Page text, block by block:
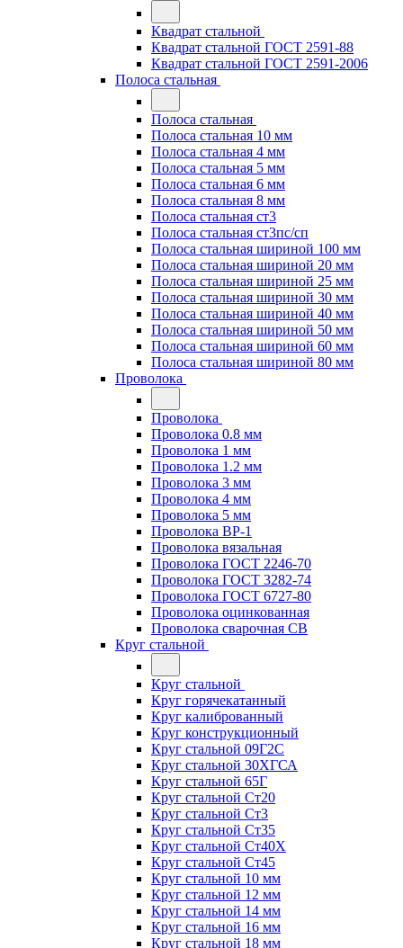
Квадрат стальной
Квадрат стальной ГОСТ 2591-88
Квадрат стальной ГОСТ 2591-2006
Полоса стальная
Полоса стальная
Полоса стальная 10 мм
Полоса стальная 4 мм
Полоса стальная 5 мм
Полоса стальная 6 мм
Полоса стальная 8 мм
Полоса стальная ст3
Полоса стальная ст3пс/сп
Полоса стальная шириной 100 мм
Полоса стальная шириной 20 мм
Полоса стальная шириной 25 мм
Полоса стальная шириной 30 мм
Полоса стальная шириной 40 мм
Полоса стальная шириной 50 мм
Полоса стальная шириной 60 мм
Полоса стальная шириной 80 мм
Проволока
Проволока
Проволока 0.8 мм
Проволока 1 мм
Проволока 1.2 мм
Проволока 3 мм
Проволока 4 мм
Проволока 5 мм
Проволока ВР-1
Проволока вязальная
Проволока ГОСТ 2246-70
Проволока ГОСТ 3282-74
Проволока ГОСТ 6727-80
Проволока оцинкованная
Проволока сварочная СВ
Круг стальной
Круг стальной
Круг горячекатанный
Круг калиброванный
Круг конструкционный
Круг стальной 09Г2С
Круг стальной 30ХГСА
Круг стальной 65Г
Круг стальной Ст20
Круг стальной Ст3
Круг стальной Ст35
Круг стальной Ст40Х
Круг стальной Ст45
Круг стальной 10 мм
Круг стальной 12 мм
Круг стальной 14 мм
Круг стальной 16 мм
Круг стальной 18 мм